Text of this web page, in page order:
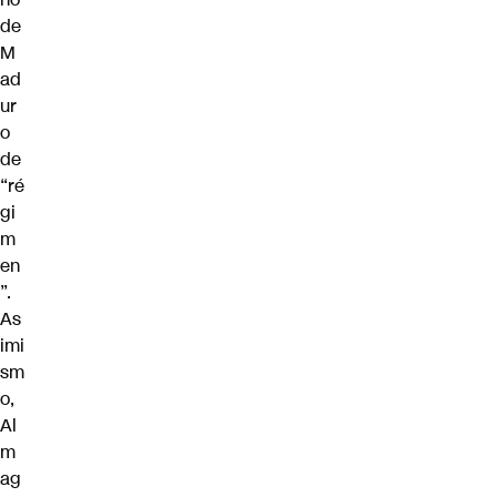
de
M
ad
ur
o
de
“ré
gi
m
en
”.
As
imi
sm
o,
Al
m
ag